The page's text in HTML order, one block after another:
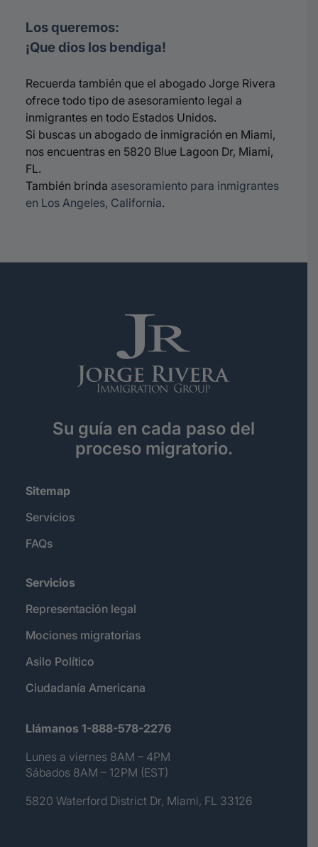
Los queremos:
¡Que dios los bendiga!
Recuerda también que el abogado Jorge Rivera
ofrece todo tipo de asesoramiento legal a
inmigrantes en todo Estados Unidos.
Si buscas un abogado de inmigración en Miami,
nos encuentras en 5820 Blue Lagoon Dr, Miami,
FL.
También brinda asesoramiento para inmigrantes
en Los Angeles, California.
Su guía en cada paso del
proceso migratorio.
Sitemap
Servicios
FAQs
Servicios
Representación legal
Mociones migratorias
Asilo Político
Ciudadanía Americana
Llámanos 1-888-578-2276
Lunes a viernes 8AM – 4PM
Sábados 8AM – 12PM (EST)
5820 Waterford District Dr, Miami, FL 33126